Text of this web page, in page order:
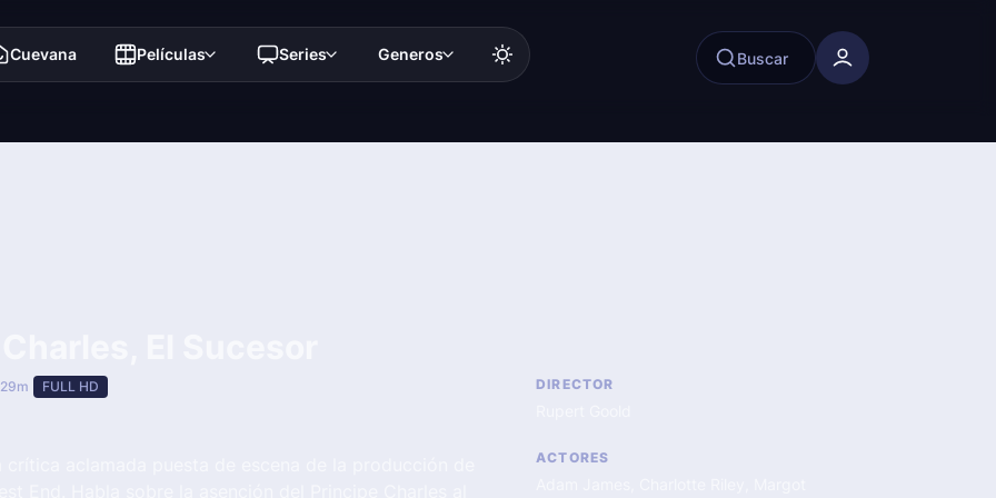
Cuevana Películas Series Generos Buscar
FULL HD
DIRECTOR
ACTORES